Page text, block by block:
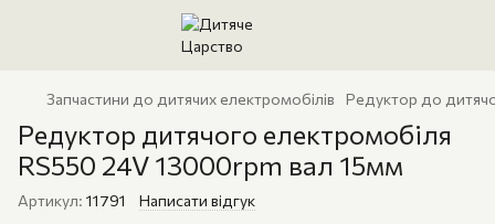
Запчастини до дитячих електромобілів Редуктор до
Редуктор дитячого електромобіля
RS550 24V 13000rpm вал 15мм
Артикул: 11791 Написати відгук